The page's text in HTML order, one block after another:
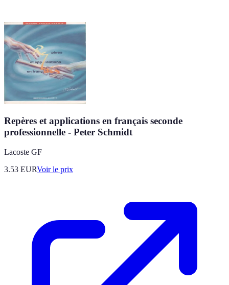
Repères et applications en français seconde
professionnelle - Peter Schmidt
Lacoste GF
3.53 EURVoir le prix